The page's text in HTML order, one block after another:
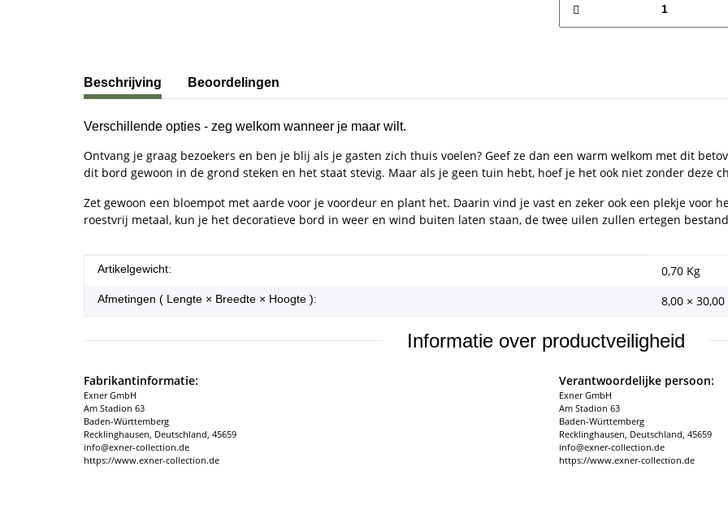
#productDetails.showMoreTabs#
Beschrijving Beoordelingen
Verschillende opties - zeg welkom wanneer je maar wilt.
Ontvang je graag bezoekers en ben je blij als je gasten zich thuis voelen? Geef ze dan een warm welkom met dit
dit bord gewoon in de grond steken en het staat stevig. Maar als je geen tuin hebt, hoef je het ook niet zonder deze
Zet gewoon een bloempot met aarde voor je voordeur en plant het. Daarin vind je vast en zeker ook een plekje voor
roestvrij metaal, kun je het decoratieve bord in weer en wind buiten laten staan, de twee uilen zullen ertegen
#productDetails.itemInformation#
#productDetails.itemValue#
Artikelgewicht: 0,70 Kg
Afmetingen ( Lengte × Breedte × Hoogte ): 8,00 ×
Informatie over productveiligheid
Fabrikantinformatie:
Exner GmbH
Am Stadion 63
Baden-Württemberg
Recklinghausen, Deutschland, 45659
info@exner-collection.de
https://www.exner-collection.de
Verantwoordelijke persoon:
Exner GmbH
Am Stadion 63
Baden-Württemberg
Recklinghausen, Deutschland, 45659
info@exner-collection.de
https://www.exner-collection.de